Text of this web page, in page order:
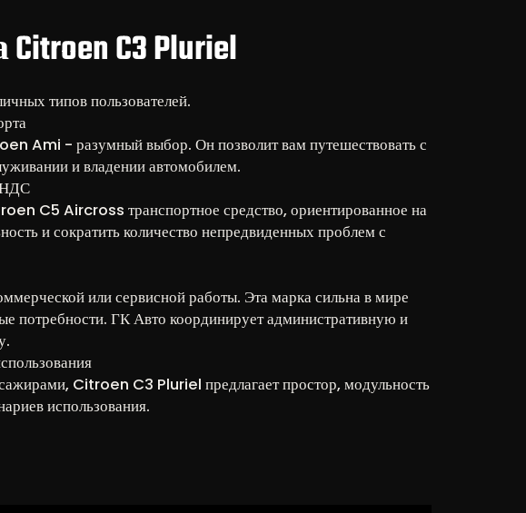
C3 Pluriel
типов пользователей.
Ami - разумный выбор. Он позволит вам путешествовать с
и владении автомобилем.
НДС
C5 Aircross транспортное средство, ориентированное на
и сократить количество непредвиденных проблем с
или сервисной работы. Эта марка сильна в мире
потребности. ГК Авто координирует административную и
Citroen C3 Pluriel предлагает простор, модульность
использования.